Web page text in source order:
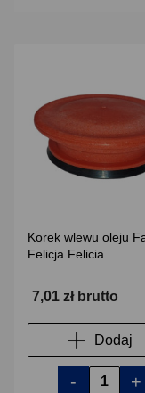
Korek wlewu oleju
Felicja Felicia
7,01 zł brutto
Dodaj
- +